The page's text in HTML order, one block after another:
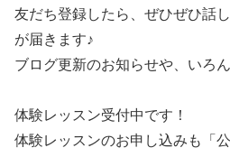
友だち登録したら、ぜひぜひ話
が届きます♪
ブログ更新のお知らせや、いろ
体験レッスン受付中です！
体験レッスンのお申し込みも「